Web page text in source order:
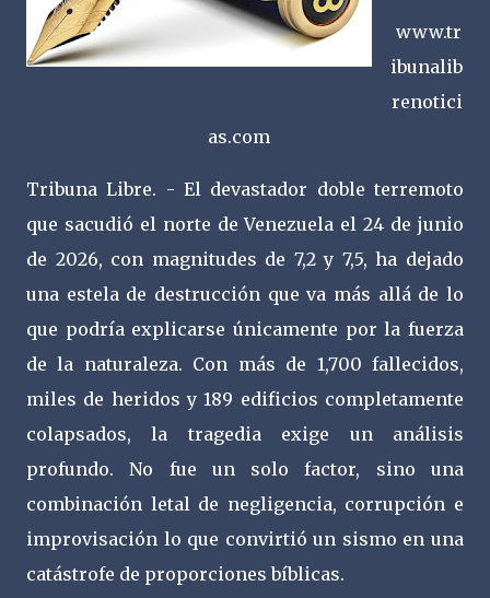
www.tr
ibunalib
renotici
as.com
Tribuna Libre. - El devastador doble terremoto
que sacudió el norte de Venezuela el 24 de junio
de 2026, con magnitudes de 7,2 y 7,5, ha dejado
una estela de destrucción que va más allá de lo
que podría explicarse únicamente por la fuerza
de la naturaleza. Con más de 1,700 fallecidos,
miles de heridos y 189 edificios completamente
colapsados, la tragedia exige un análisis
profundo. No fue un solo factor, sino una
combinación letal de negligencia, corrupción e
improvisación lo que convirtió un sismo en una
catástrofe de proporciones bíblicas.